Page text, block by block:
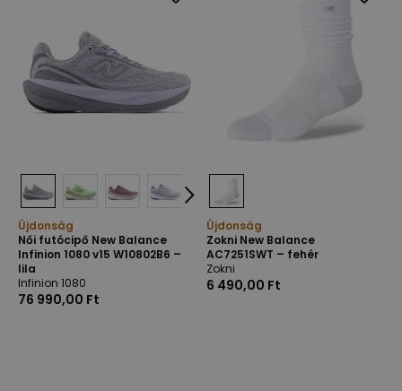
Újdonság
Női futócipő New Balance
Infinion 1080 v15 W10802B6 –
lila
Infinion 1080
76 990,00 Ft
Újdonság
Zokni New Balance
AC7251SWT – fehér
Zokni
6 490,00 Ft